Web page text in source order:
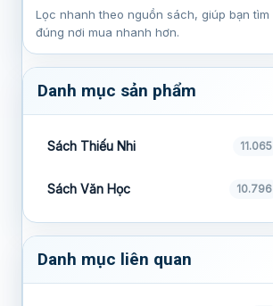
Lọc nhanh theo nguồn sách, giúp bạn tìm
đúng nơi mua nhanh hơn.
Danh mục sản phẩm
Sách Thiếu Nhi 11.065
Sách Văn Học 10.796
Danh mục liên quan